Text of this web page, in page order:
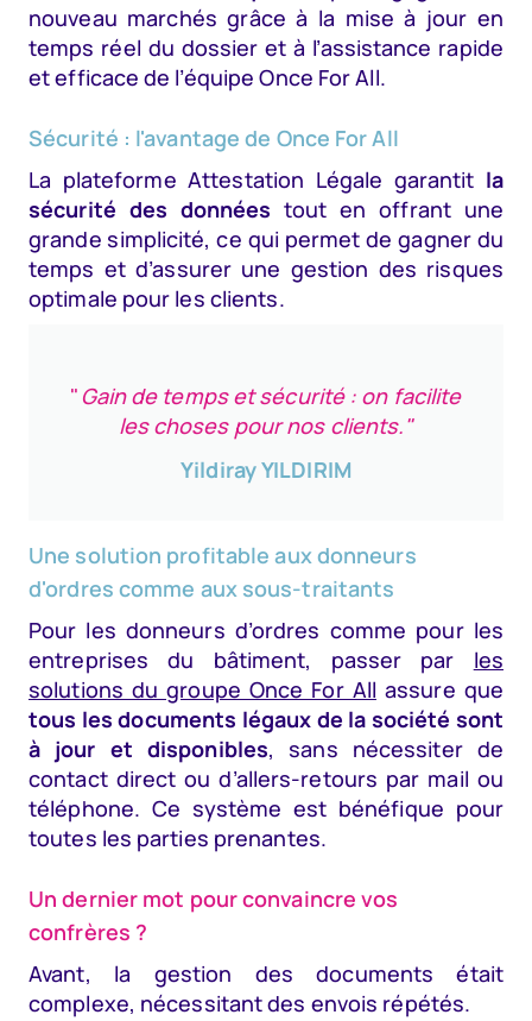
nouveau marchés grâce à la mise à jour en
temps réel du dossier et à l’assistance rapide
et efficace de l’équipe Once For All.
Sécurité : l'avantage de Once For All
La plateforme Attestation Légale garantit la
sécurité des données tout en offrant une
grande simplicité, ce qui permet de gagner du
temps et d’assurer une gestion des risques
optimale pour les clients.
"Gain de temps et sécurité : on facilite
les choses pour nos clients."
Yildiray YILDIRIM
Une solution profitable aux donneurs
d'ordres comme aux sous-traitants
Pour les donneurs d’ordres comme pour les
entreprises du bâtiment, passer par les
solutions du groupe Once For All assure que
tous les documents légaux de la société sont
à jour et disponibles, sans nécessiter de
contact direct ou d’allers-retours par mail ou
téléphone. Ce système est bénéfique pour
toutes les parties prenantes.
Un dernier mot pour convaincre vos
confrères ?
Avant, la gestion des documents était
complexe, nécessitant des envois répétés.